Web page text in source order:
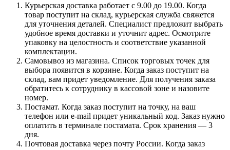
Курьерская доставка работает с 9.00 до 19.00. Когда
товар поступит на склад, курьерская служба свяжется
для уточнения деталей. Специалист предложит выбрать
удобное время доставки и уточнит адрес. Осмотрите
упаковку на целостность и соответствие указанной
комплектации.
Самовывоз из магазина. Список торговых точек для
выбора появится в корзине. Когда заказ поступит на
склад, вам придет уведомление. Для получения заказа
обратитесь к сотруднику в кассовой зоне и назовите
номер.
Постамат. Когда заказ поступит на точку, на ваш
телефон или e-mail придет уникальный код. Заказ нужно
оплатить в терминале постамата. Срок хранения — 3
дня.
Почтовая доставка через почту России. Когда заказ